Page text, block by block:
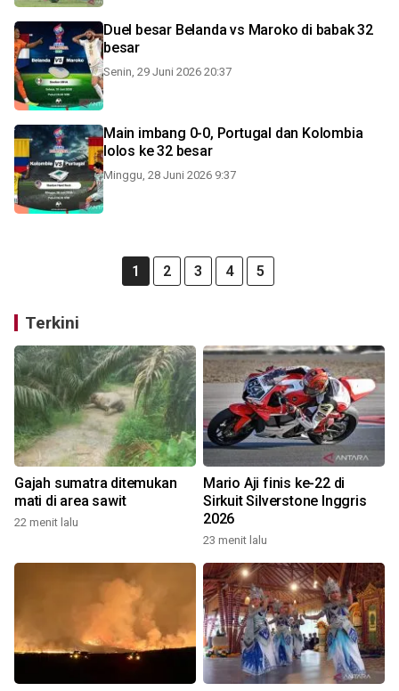
Duel besar Belanda vs Maroko di babak 32
besar
Senin, 29 Juni 2026 20:37
Main imbang 0-0, Portugal dan Kolombia
lolos ke 32 besar
Minggu, 28 Juni 2026 9:37
1 2 3 4 5
Terkini
Gajah sumatra ditemukan
mati di area sawit
22 menit lalu
Mario Aji finis ke-22 di
Sirkuit Silverstone Inggris
2026
23 menit lalu